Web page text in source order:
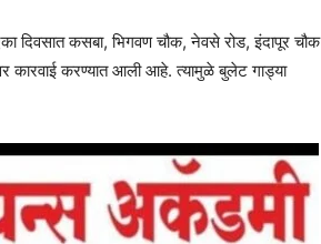
दिवसात कसबा, भिगवण चौक, नेवसे रोड, इंदापूर चौक
कारवाई करण्यात आली आहे. त्यामुळे बुलेट गाड्या